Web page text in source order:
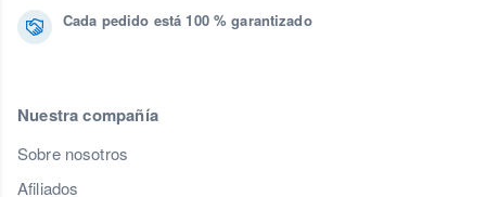
Cada pedido está 100 % garantizado
Nuestra compañía
Sobre nosotros
Afiliados